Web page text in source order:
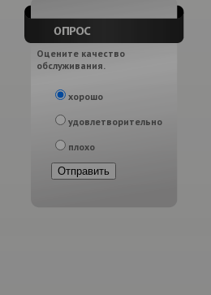
Оцените качество
обслуживания.
хорошо
удовлетворительно
плохо